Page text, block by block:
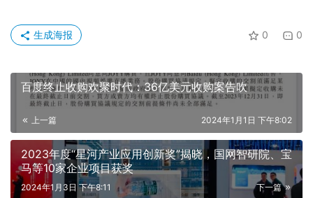
0 0
生成海报
百度终止收购欢聚时代：36亿美元收购案告吹
上一篇 2024年1月1日 下午8:02
2023年度“星河产业应用创新奖”揭晓，国网智研院、宝
马等10家企业项目获奖
下一篇
2024年1月3日 下午8:11